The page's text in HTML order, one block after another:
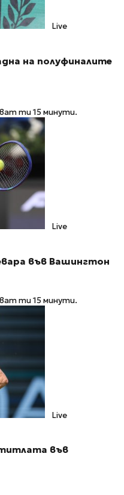
Live
на полуфиналите
ти 15 минути.
Live
във Вашингтон
ти 15 минути.
Live
титлата във